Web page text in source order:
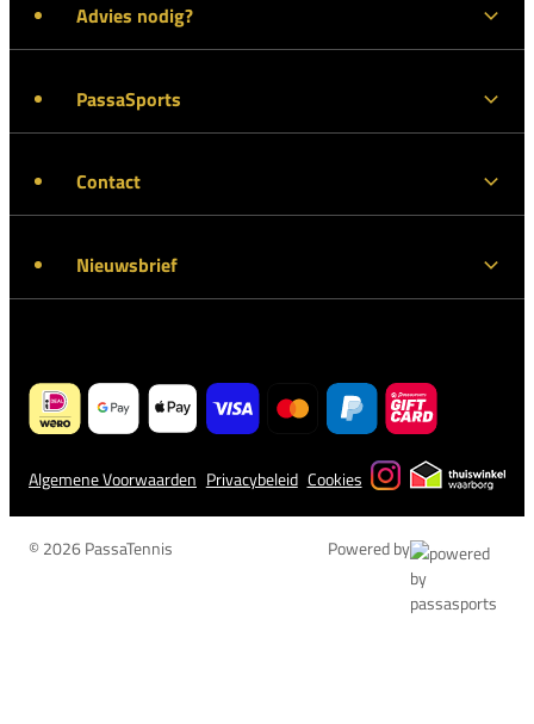
Advies nodig?
PassaSports
Contact
Nieuwsbrief
Algemene Voorwaarden Privacybeleid Cookies
© 2026 PassaTennis Powered by